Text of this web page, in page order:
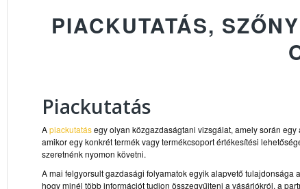
PIACKUTATÁS,
Piackutatás
Apiackutatásegy olyan közgazdaságtani vizsgálat, amely során
amikor egy konkrét termék vagy termékcsoport értékesítési
szeretnénk nyomon követni.
A mai felgyorsult gazdasági folyamatok egyik alapvető
hogy minél több információt tudjon összegyűjteni a vásárlókról, a